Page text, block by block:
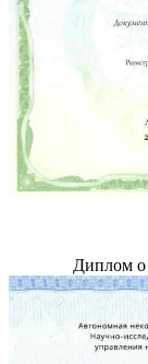
Диплом о